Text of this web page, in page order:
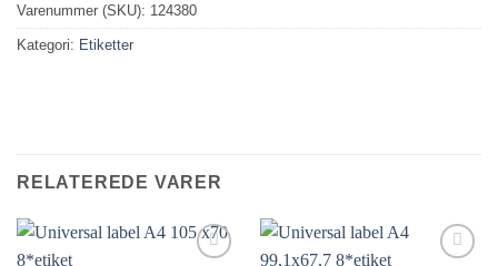
Varenummer (SKU): 124380
Kategori: Etiketter
RELATEREDE VARER